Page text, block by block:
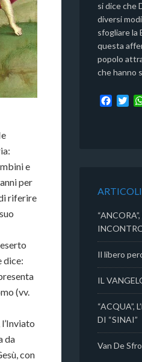
e
per
riferire
dice:
(vv.
l’Inviato
da
con
si dice che
diversi
sfogliare la
questa
popolo
che hanno
Il libero
IL
“ACQUA”,
DI “SINAI”
Van De